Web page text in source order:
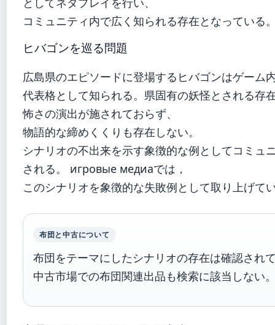
コミュニティ内で広く知られる存在となっている
ヒバゴンを巡る問題
広島県のエピソードに登場するヒバゴンはゲーム
代表格として知られる。県固有の妖怪とされる存
怖さの演出が施されておらず、
物語的な締めくくりも存在しない。
シナリオの不出来を示す象徴的な例としてコミュ
される。 игровые медиаでは，
このシナリオを象徴的な失敗例として取り上げて
布団と中古について
布団をテーマにしたシナリオの存在は確認され
中古市場での布団関連出品も検索に該当しない